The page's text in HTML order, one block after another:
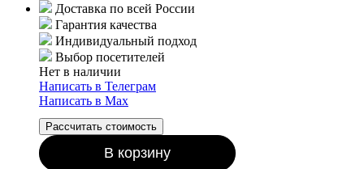
Доставка по всей России
Гарантия качества
Индивидуальный подход
Выбор посетителей
Нет в наличии
Написать в Телеграм
Написать в Мах
Рассчитать стоимость
В корзину